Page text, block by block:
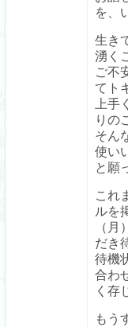
を、
生き
湧く
ご不
てト
上
りの
そん
使い
と願
これ
ルを
（
だき
待機
合わ
く存
もう